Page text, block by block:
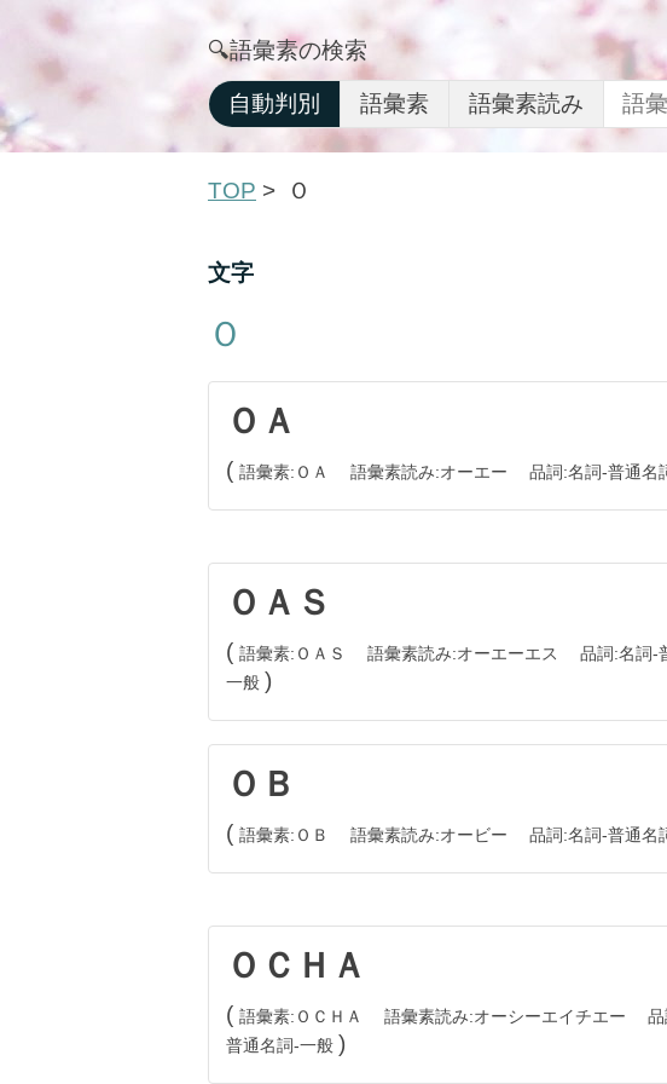
🔍語彙素の検索
自動判別 語彙素 語彙素読み
TOP Ｏ
文字
Ｏ
ＯＡ
語彙素 ＯＡ 語彙素読み オーエー 品詞 名詞 普通名
ＯＡＳ
語彙素 ＯＡＳ 語彙素読み オーエーエス 品詞 名詞
一般
ＯＢ
語彙素 ＯＢ 語彙素読み オービー 品詞 名詞 普通名
ＯＣＨＡ
語彙素 ＯＣＨＡ 語彙素読み オーシーエイチエー 品
普通名詞 一般